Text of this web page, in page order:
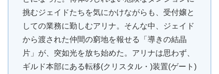
挑むジェイドたちを気にかけながらも、受付嬢と
しての業務に勤しむアリナ。そんな中、ジェイド
から渡された仲間の窮地を報せる「導きの結晶
片」が、突如光を放ち始めた。アリナは思わず、
ギルド本部にある転移(クリスタル・)装置(ゲート)